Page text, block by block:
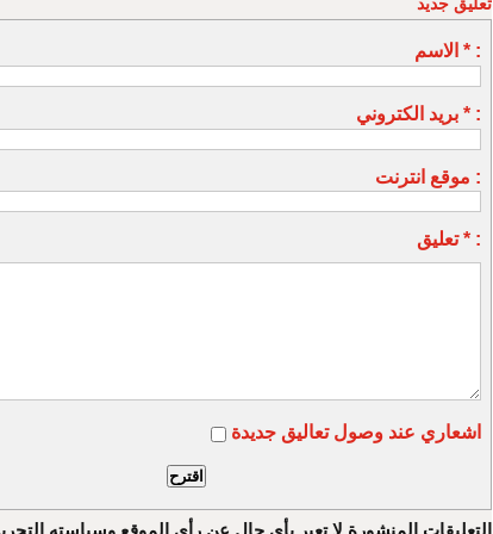
الاسم * :
بريد الكتروني * :
موقع انترنت :
تعليق * :
اشعاري عند وصول تعاليق جديدة